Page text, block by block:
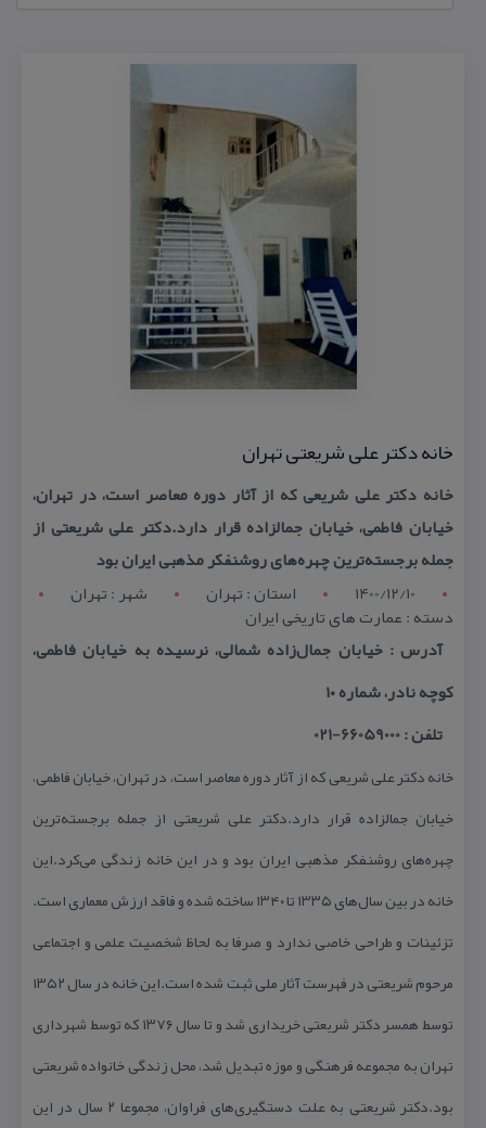
خانه دكتر علی شریعتی تهران
خانه دكتر علی شریعی كه از آثار دوره معاصر است، در تهران،
خیابان فاطمی، خیابان جمالزاده قرار دارد.دكتر علی شریعتی از
جمله برجسته‌ترین چهره‌های روشنفكر مذهبی ایران بود
1400/12/10
استان : تهران شهر : تهران
دسته : عمارت های تاریخی ایران
آدرس : خیابان جمال‌زاده شمالی، نرسیده به خیابان فاطمی،
كوچه نادر، شماره ۱۰
تلفن : 66059000-021
خانه دكتر علی شریعی كه از آثار دوره معاصر است، در تهران، خیابان فاطمی،
خیابان جمالزاده قرار دارد.دكتر علی شریعتی از جمله برجسته‌ترین
چهره‌های روشنفكر مذهبی ایران بود و در این خانه زندگی می‌كرد.این
خانه در بین سال‌های ۱۳۳۵ تا ۱۳۴۰ ساخته شده و فاقد ارزش معماری است.
تزئینات و طراحی خاصی ندارد و صرفا به لحاظ شخصیت علمی و اجتماعی
مرحوم شریعتی در فهرست آثار ملی ثبت شده است.این خانه در سال ۱۳۵۲
توسط همسر دكتر شریعتی خریداری شد و تا سال ۱۳۷۶ كه توسط شهرداری
تهران به مجموعه فرهنگی و موزه تبدیل شد، محل زندگی خانواده شریعتی
بود.دكتر شریعتی به علت دستگیری‌های فراوان، مجموعا ۲ سال در این